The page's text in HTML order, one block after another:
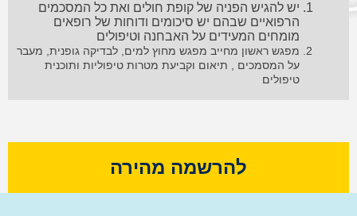
יש להגיש הפניה של קופת חולים ואת כל המסכמים
הרפואיים שבהם יש סיכומים ודוחות של רופאים
מומחים המעידים על האבחנה וטיפולים
מפגש ראשון מחייב מפגש מחוץ למים, לבדיקה גופנית, מעבר
על המסמכים , תיאום וקביעת מטרות טיפוליות ותוכנית
טיפולים
להרשמה מהירה